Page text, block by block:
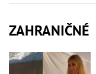
ZAHRANIČNÉ